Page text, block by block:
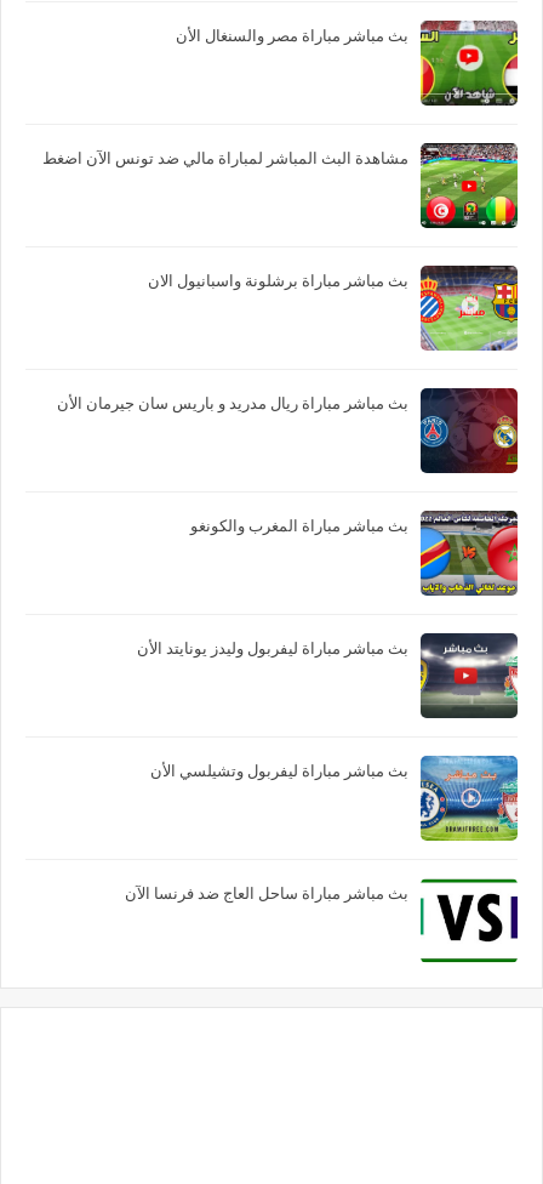
بث مباشر مباراة مصر والسنغال الأن
مشاهدة البث المباشر لمباراة مالي ضد تونس الآن اضغط
بث مباشر مباراة برشلونة واسبانيول الان
بث مباشر مباراة ريال مدريد و باريس سان جيرمان الأن
بث مباشر مباراة المغرب والكونغو
بث مباشر مباراة ليفربول وليدز يونايتد الأن
بث مباشر مباراة ليفربول وتشيلسي الأن
بث مباشر مباراة ساحل العاج ضد فرنسا الآن